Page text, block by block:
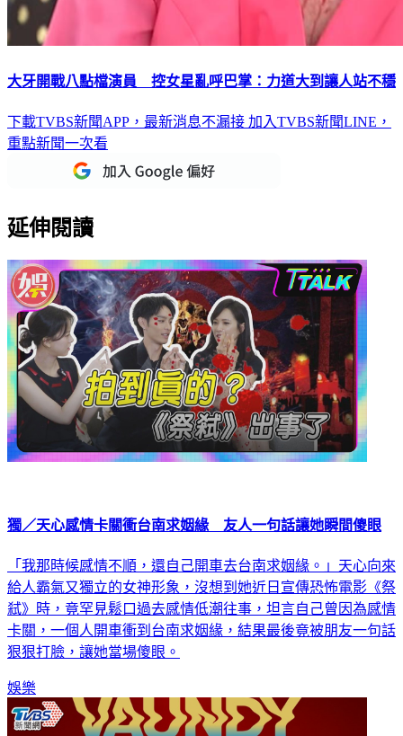
大牙開戰八點檔演員 控女星亂呼巴掌：力道大到讓人站不穩
下載TVBS新聞APP，最新消息不漏接 加入TVBS新聞LINE，
重點新聞一次看
延伸閱讀
獨／天心感情卡關衝台南求姻緣 友人一句話讓她瞬間傻眼
「我那時候感情不順，還自己開車去台南求姻緣。」天心向來
給人霸氣又獨立的女神形象，沒想到她近日宣傳恐怖電影《祭
弒》時，竟罕見鬆口過去感情低潮往事，坦言自己曾因為感情
卡關，一個人開車衝到台南求姻緣，結果最後竟被朋友一句話
狠狠打臉，讓她當場傻眼。
娛樂